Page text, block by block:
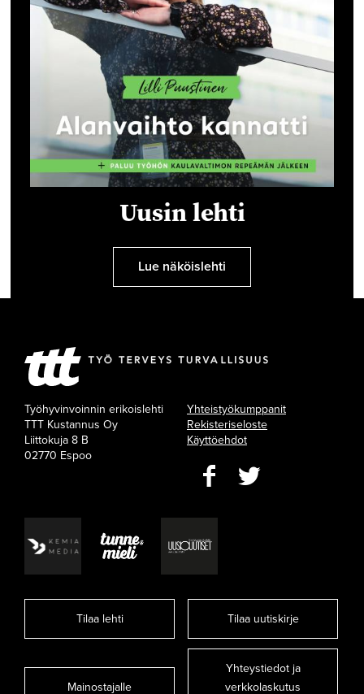
Uusin lehti
Lue näköislehti
Työhyvinvoinnin erikoislehti
TTT Kustannus Oy
Liittokuja 8 B
02770 Espoo
Yhteistyökumppanit
Rekisteriseloste
Käyttöehdot
Tilaa lehti Tilaa uutiskirje
Mainostajalle
Yhteystiedot ja
verkkolaskutus